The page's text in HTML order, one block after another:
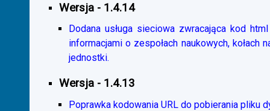
Wersja - 1.4.14
Dodana usługa sieciowa zwracająca kod
informacjami o zespołach naukowych,
jednostki.
Wersja - 1.4.13
Poprawka kodowania URL do pobierania pliku